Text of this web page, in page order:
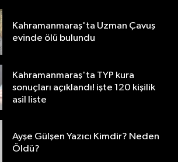
Kahramanmaraş'ta Uzman Çavuş
evinde ölü bulundu
Kahramanmaraş'ta TYP kura
sonuçları açıklandı! işte 120 kişilik
asil liste
Ayşe Gülşen Yazıcı Kimdir? Neden
Öldü?